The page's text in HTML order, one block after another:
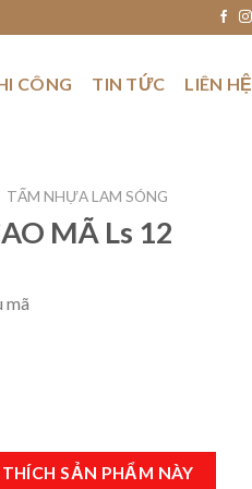
CÔNG TIN TỨC LIÊN HỆ
TẤM NHỰA LAM SÓNG
MÃ Ls 12
mã
THÍCH SẢN PHẨM NÀY